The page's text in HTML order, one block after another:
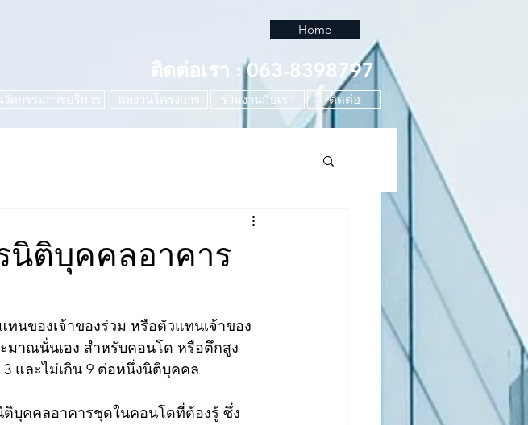
Home
ติดต่อเรา : 063-8398797
วัตกรรมการบริการ ผลงานโครงการ ร่วมงานกับเรา ติดต่อ
ติบุคคลอาคาร
ของเจ้าของร่วม หรือตัวแทนเจ้าของ
มาณนั่นเอง สำหรับคอนโด หรือตึกสูง
และไม่เกิน 9 ต่อหนึ่งนิติบุคคล
บุคคลอาคารชุดในคอนโดที่ต้องรู้ ซึ่ง